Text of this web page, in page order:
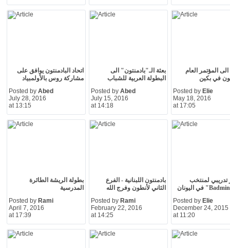
اتحاد البادمنتون يوافق على
مشاركة روس بالأولمبياد
Posted by Abed
July 28, 2016
at 13:15
بعثة الـ"بادمنتون" الى
البطولة العربية للشباب
Posted by Abed
July 15, 2016
at 14:18
المؤتمر العام
في بكين
Posted by Elie
May 18, 2016
at 17:05
بطولة الريشة الطائرة
المدرسية
Posted by Rami
April 7, 2016
at 17:39
بادمنتون اللبنانية - الفرع
الثاني لأنطون وفرج الله
Posted by Rami
February 22, 2016
at 14:25
لمنتخب
Posted by Elie
December 24, 2015
at 11:20